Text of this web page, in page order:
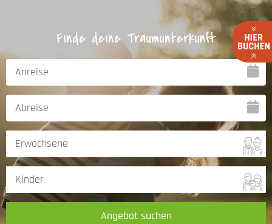
Finde deine Traumunterkunft
Angebot suchen